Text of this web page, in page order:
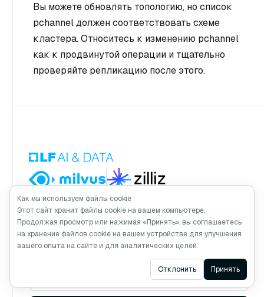
Вы можете обновлять топологию, но список
pchannel должен соответствовать схеме
кластера. Относитесь к изменению pchannel
как к продвинутой операции и тщательно
проверяйте репликацию после этого.
Сделано с любовью разработчиками изZilliz
Получайте обновления о Milvus
Ask AI
Как мы используем файлы cookie
Этот сайт хранит файлы cookie на вашем компьютере.
Продолжая просмотр или нажимая «Принять», вы соглашаетесь
на хранение файлов cookie на вашем устройстве для улучшения
вашего опыта на сайте и для аналитических целей.
Отклонить Принять